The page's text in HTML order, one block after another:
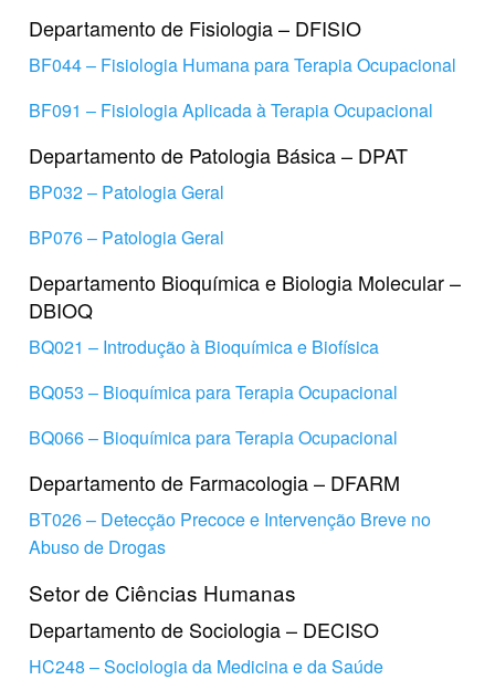
Departamento de Fisiologia – DFISIO
BF044 – Fisiologia Humana para Terapia Ocupacional
BF091 – Fisiologia Aplicada à Terapia Ocupacional
Departamento de Patologia Básica – DPAT
BP032 – Patologia Geral
BP076 – Patologia Geral
Departamento Bioquímica e Biologia Molecular –
DBIOQ
BQ021 – Introdução à Bioquímica e Biofísica
BQ053 – Bioquímica para Terapia Ocupacional
BQ066 – Bioquímica para Terapia Ocupacional
Departamento de Farmacologia – DFARM
BT026 – Detecção Precoce e Intervenção Breve no
Abuso de Drogas
Setor de Ciências Humanas
Departamento de Sociologia – DECISO
HC248 – Sociologia da Medicina e da Saúde